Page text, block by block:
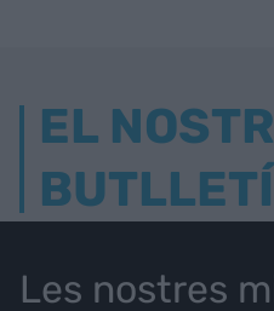
EL
BUTLLETÍ
Les nostres